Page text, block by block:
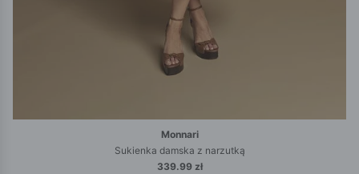
Monnari
Sukienka damska z narzutką
339.99 zł